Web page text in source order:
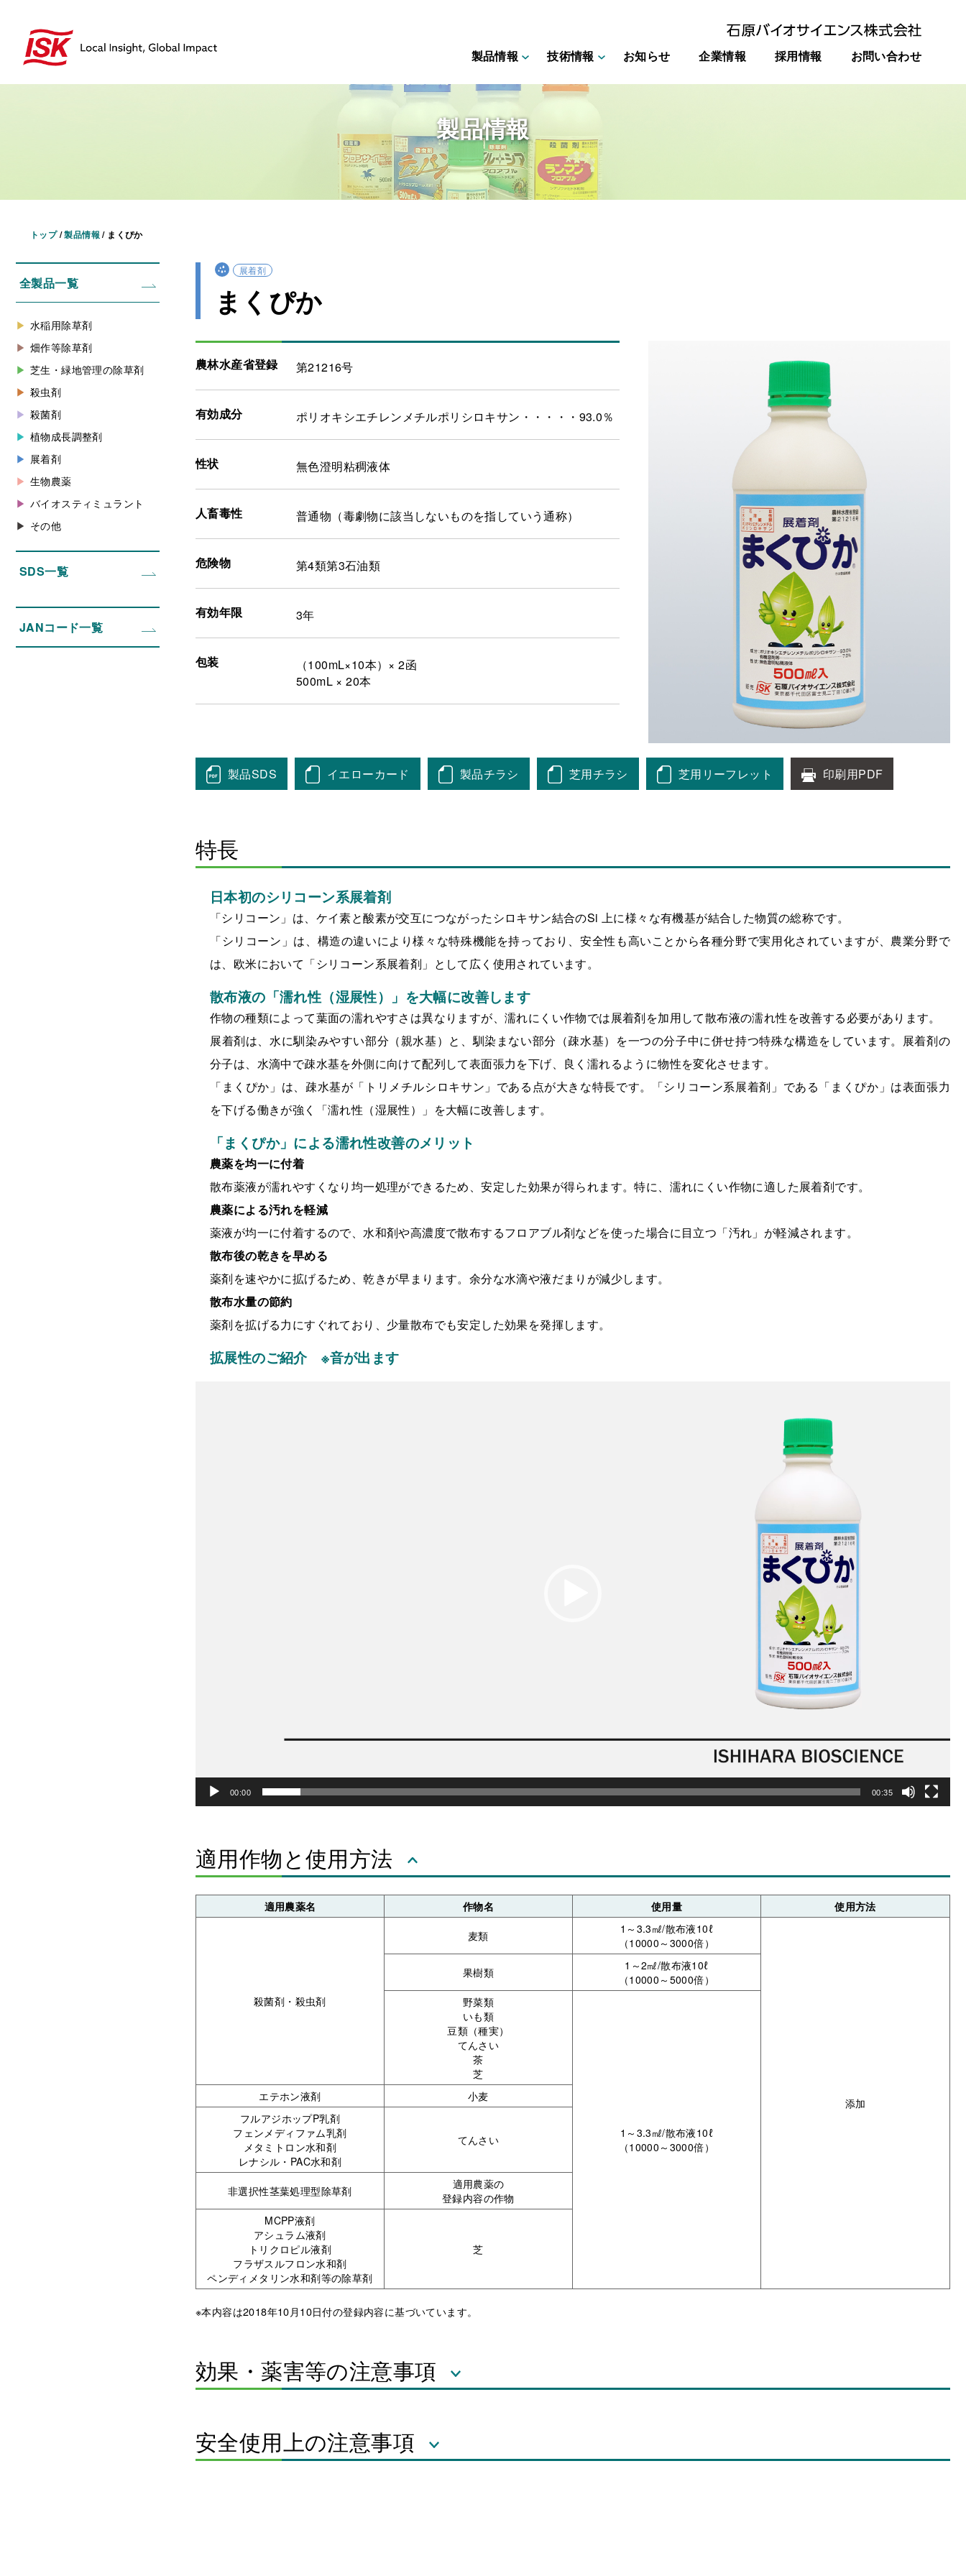
製品情報 技術情報 お知らせ 企業情報 採用情報 お問い合わせ
製品情報
トップ/製品情報 / まくぴか
展着剤
まくぴか
農林水産省登録 第21216号
有効成分 ポリオキシエチレンメチルポリシロキサン・・・・・93.0％
性状 無色澄明粘稠液体
人畜毒性 普通物（毒劇物に該当しないものを指していう通称）
危険物 第4類第3石油類
有効年限 3年
包装
（100mL×10本）× 2函
500mL × 20本
製品SDS イエローカード 製品チラシ 芝用チラシ 芝用リーフレット 印刷用PDF
特長
日本初のシリコーン系展着剤
「シリコーン」は、ケイ素と酸素が交互につながったシロキサン結合のSi 上に様々な有機基が結合した物質の総称です。
「シリコーン」は、構造の違いにより様々な特殊機能を持っており、安全性も高いことから各種分野で実用化されていますが、農業分野で
は、欧米において「シリコーン系展着剤」として広く使用されています。
散布液の「濡れ性（湿展性）」を大幅に改善します
作物の種類によって葉面の濡れやすさは異なりますが、濡れにくい作物では展着剤を加用して散布液の濡れ性を改善する必要があります。
展着剤は、水に馴染みやすい部分（親水基）と、馴染まない部分（疎水基）を一つの分子中に併せ持つ特殊な構造をしています。展着剤の
分子は、水滴中で疎水基を外側に向けて配列して表面張力を下げ、良く濡れるように物性を変化させます。
「まくぴか」は、疎水基が「トリメチルシロキサン」である点が大きな特長です。「シリコーン系展着剤」である「まくぴか」は表面張力
を下げる働きが強く「濡れ性（湿展性）」を大幅に改善します。
「まくぴか」による濡れ性改善のメリット
農薬を均一に付着
散布薬液が濡れやすくなり均一処理ができるため、安定した効果が得られます。特に、濡れにくい作物に適した展着剤です。
農薬による汚れを軽減
薬液が均一に付着するので、水和剤や高濃度で散布するフロアブル剤などを使った場合に目立つ「汚れ」が軽減されます。
散布後の乾きを早める
薬剤を速やかに拡げるため、乾きが早まります。余分な水滴や液だまりが減少します。
散布水量の節約
薬剤を拡げる力にすぐれており、少量散布でも安定した効果を発揮します。
拡展性のご紹介 ※音が出ます
00:00 00:35
適用作物と使用方法
適用農薬名 作物名 使用量 使用方法
殺菌剤・殺虫剤
麦類
1～3.3㎖/散布液10ℓ
（10000～3000倍）
添加
果樹類
1～2㎖/散布液10ℓ
（10000～5000倍）
野菜類
いも類
豆類（種実）
てんさい
茶
芝
1～3.3㎖/散布液10ℓ
（10000～3000倍）
エテホン液剤
小麦
フルアジホップP乳剤
フェンメディファム乳剤
メタミトロン水和剤
レナシル・PAC水和剤
てんさい
非選択性茎葉処理型除草剤
適用農薬の
登録内容の作物
MCPP液剤
アシュラム液剤
トリクロピル液剤
フラザスルフロン水和剤
ペンディメタリン水和剤等の除草剤
芝
※本内容は2018年10月10日付の登録内容に基づいています。
効果・薬害等の注意事項
安全使用上の注意事項
全製品一覧
水稲用除草剤
畑作等除草剤
芝生・緑地管理の除草剤
殺虫剤
殺菌剤
植物成長調整剤
展着剤
生物農薬
バイオスティミュラント
その他
SDS一覧
JANコード一覧